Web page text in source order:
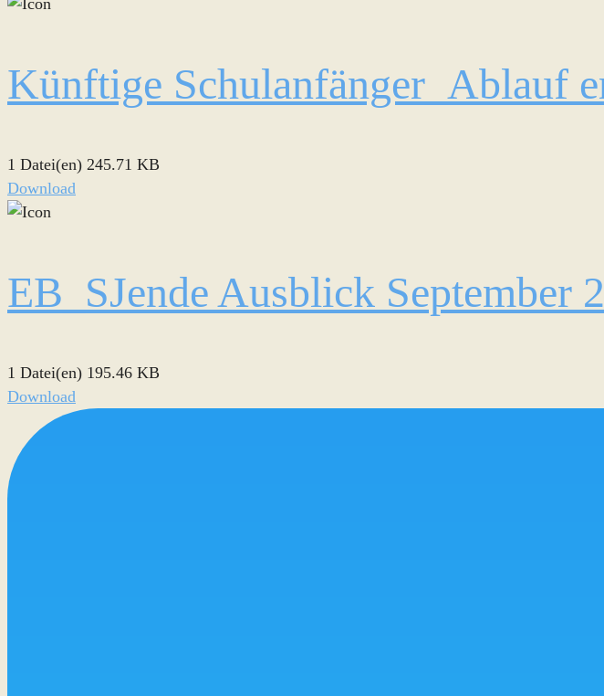
Künftige Schulanfänger_Ablauf
1 Datei(en) 245.71 KB
Download
EB_SJende Ausblick September
1 Datei(en) 195.46 KB
Download